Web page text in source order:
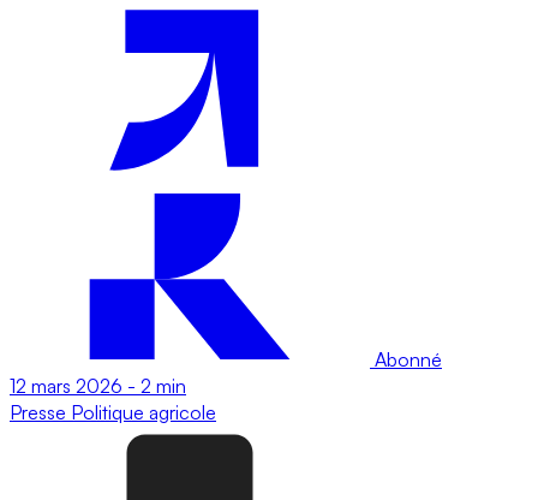
Abonné
12 mars 2026 - 2 min
Presse Politique agricole